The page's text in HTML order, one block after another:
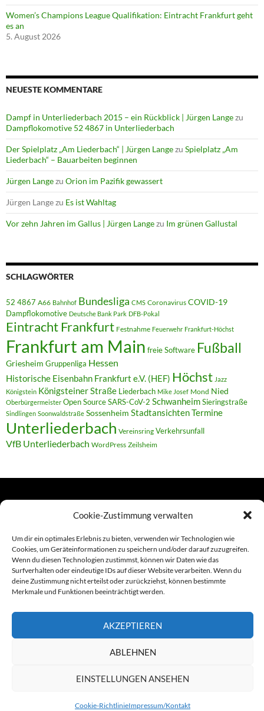
Cookie-Zustimmung verwalten
Um dir ein optimales Erlebnis zu bieten, verwenden wir Technologien wie
Cookies, um Geräteinformationen zu speichern und/oder darauf zuzugreifen.
Wenn du diesen Technologien zustimmst, können wir Daten wie das
Surfverhalten oder eindeutige IDs auf dieser Website verarbeiten. Wenn du
deine Zustimmung nicht erteilst oder zurückziehst, können bestimmte
Merkmale und Funktionen beeinträchtigt werden.
AKZEPTIEREN
ABLEHNEN
EINSTELLUNGEN ANSEHEN
Cookie-RichtlinieImpressum/Kontakt
Women’s Champions League Qualifikation: Eintracht Frankfurt geht
es an
5. August 2026
NEUESTE KOMMENTARE
Dampf in Unterliederbach 2015 – ein Rückblick | Jürgen Langezu
Dampflokomotive 52 4867 in Unterliederbach
Der Spielplatz „Am Liederbach“ | Jürgen Langezu Spielplatz „Am
Liederbach“ – Bauarbeiten beginnen
Jürgen Langezu Orion im Pazifik gewassert
Jürgen Langezu Es ist Wahltag
Vor zehn Jahren im Gallus | Jürgen Langezu Im grünen Gallustal
SCHLAGWÖRTER
52 4867 A66 Bahnhof Bundesliga CMS Coronavirus COVID-19
Dampflokomotive Deutsche Bank Park DFB-Pokal
Eintracht Frankfurt Festnahme Feuerwehr Frankfurt-Höchst
Frankfurt am Main freie Software Fußball
Griesheim Gruppenliga Hessen
Historische Eisenbahn Frankfurt e.V. (HEF) Höchst Jazz
Königstein Königsteiner Straße Liederbach Mike Josef Mond Nied
Oberbürgermeister Open SourceSARS-CoV-2 SchwanheimSieringstraße
Sindlingen Soonwaldstraße Sossenheim StadtansichtenTermine
Unterliederbach Vereinsring Verkehrsunfall
VfB Unterliederbach WordPress Zeilsheim
Links
Amiga (alt in Seite)